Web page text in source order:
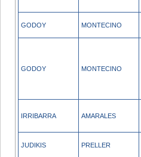
GODOY MONTECINO
GODOY MONTECINO
IRRIBARRA AMARALES
JUDIKIS PRELLER